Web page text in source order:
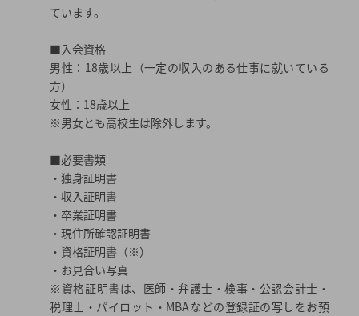
ています。
■入会資格
男性：18歳以上（一定の収入のある仕事に就いている
方）
女性：18歳以上
※男女とも高校生は除外します。
■必要書類
・独身証明書
・収入証明書
・卒業証明書
・現住所確認証明書
・資格証明書（※）
・お見合い写真
※資格証明書は、医師・弁護士・検事・公認会計士・
税理士・パイロット・MBAなどの登録証の写しをお預